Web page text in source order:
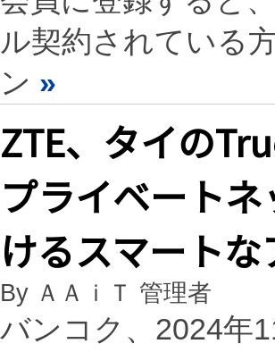
ル契約されている
ン »
ZTE、タイの
プライベート
けるスマート
By ＡＡｉＴ 管理者
バンコク、2024年